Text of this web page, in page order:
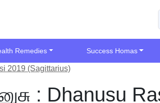
Remedies Success Homas
2019 (Sagittarius)
: Dhanusu